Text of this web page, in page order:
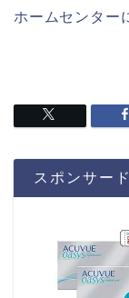
ホームセンター
スポンサー